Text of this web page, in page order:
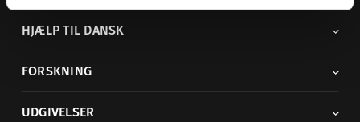
HJÆLP TIL DANSK
FORSKNING
UDGIVELSER